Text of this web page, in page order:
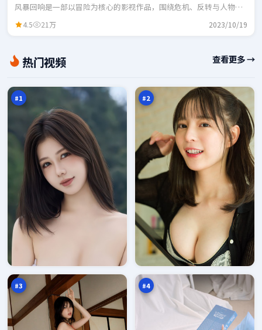
风暴回响是一部以冒险为核心的影视作品，围绕危机、反转与人物成
4.5 21万 2023/10/19
热门视频 查看更多 →
#1
汐
绝
书
98
#2
#3
无
案万
#4
雪
风
云
97
万